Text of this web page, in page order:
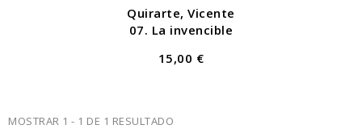
Quirarte, Vicente
07. La invencible
15,00 €
MOSTRAR 1 - 1 DE 1 RESULTADO